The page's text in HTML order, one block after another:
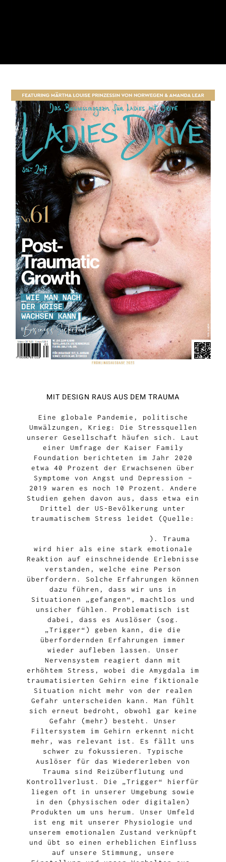
MIT DESIGN RAUS AUS DEM TRAUMA
Eine globale Pandemie, politische
Umwälzungen, Krieg: Die Stressquellen
unserer Gesellschaft häufen sich. Laut
einer Umfrage der Kaiser Family
Foundation berichteten im Jahr 2020
etwa 40 Prozent der Erwachsenen über
Symptome von Angst und Depression –
2019 waren es noch 10 Prozent. Andere
Studien gehen davon aus, dass etwa ein
Drittel der US-Bevölkerung unter
traumatischem Stress leidet (Quelle:
). Trauma
wird hier als eine stark emotionale
Reaktion auf einschneidende Erlebnisse
verstanden, welche eine Person
überfordern. Solche Erfahrungen können
dazu führen, dass wir uns in
Situationen „gefangen“, machtlos und
unsicher fühlen. Problematisch ist
dabei, dass es Auslöser (sog.
„Trigger“) geben kann, die die
überfordernden Erfahrungen immer
wieder aufleben lassen. Unser
Nervensystem reagiert dann mit
erhöhtem Stress, wobei die Amygdala im
traumatisierten Gehirn eine fiktionale
Situation nicht mehr von der realen
Gefahr unterscheiden kann. Man fühlt
sich erneut bedroht, obwohl gar keine
Gefahr (mehr) besteht. Unser
Filtersystem im Gehirn erkennt nicht
mehr, was relevant ist. Es fällt uns
schwer zu fokussieren. Typische
Auslöser für das Wiedererleben von
Trauma sind Reizüberflutung und
Kontrollverlust. Die „Trigger“ hierfür
liegen oft in unserer Umgebung sowie
in den (physischen oder digitalen)
Produkten um uns herum. Unser Umfeld
ist eng mit unserer Physiologie und
unserem emotionalen Zustand verknüpft
und übt so einen erheblichen Einfluss
auf unsere Stimmung, unsere